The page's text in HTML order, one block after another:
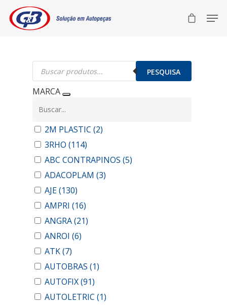
Pesquisar
produtos PESQUISA
MARCA
2M PLASTIC (2)
3RHO (114)
ABC CONTRAPINOS (5)
ADACOPLAM (3)
AJE(130)
AMPRI (16)
ANGRA(21)
ANROI (6)
ATK(7)
AUTOBRAS (1)
AUTOFIX(91)
AUTOLETRIC (1)